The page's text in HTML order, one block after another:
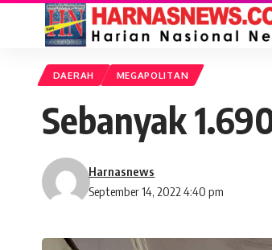
DAERAH MEGAPOLITAN
Sebanyak
September 14, 2022 4:40 pm
Harnasnews